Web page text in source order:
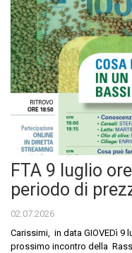
FTA 9 luglio
periodo di
02.07.2026
Carissimi, in data GIOVEDì 9
prossimo incontro della